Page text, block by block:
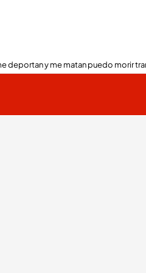
deportan y me matan puedo morir